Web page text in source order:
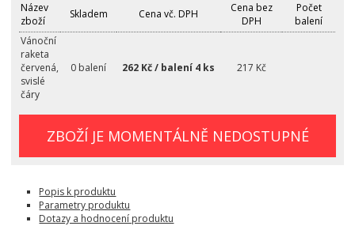
Název
zboží
Skladem Cena vč. DPH
Cena bez
DPH
Počet
balení
Vánoční
raketa
červená,
svislé
čáry
0 balení 262 Kč / balení 4 ks 217 Kč
ZBOŽÍ JE MOMENTÁLNĚ NEDOSTUPNÉ
Popis k produktu
Parametry produktu
Dotazy a hodnocení produktu